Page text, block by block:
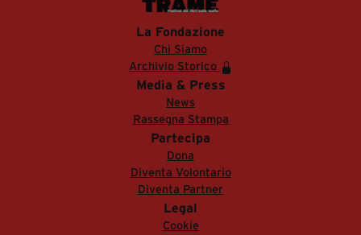
La Fondazione
Chi Siamo
Archivio Storico
Media & Press
News
Rassegna Stampa
Partecipa
Dona
Diventa Volontario
Diventa Partner
Legal
Cookie